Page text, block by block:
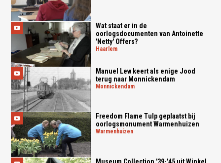
Wat staat er in de
oorlogsdocumenten van Antoinette
'Netty' Offers?
haarlem
Manuel Lew keert als enige Jood
terug naar Monnickendam
monnickendam
Freedom Flame Tulp geplaatst bij
oorlogsmonument Warmenhuizen
warmenhuizen